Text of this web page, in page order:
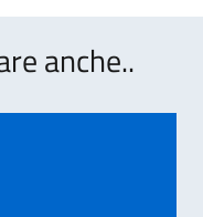
anche..